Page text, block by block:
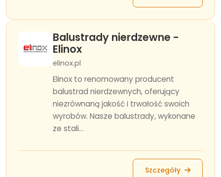
Balustrady nierdzewne -
Elinox
elinox.pl
Elinox to renomowany producent
balustrad nierdzewnych, oferujący
niezrównaną jakość i trwałość swoich
wyrobów. Nasze balustrady, wykonane
ze stali...
Szczegóły